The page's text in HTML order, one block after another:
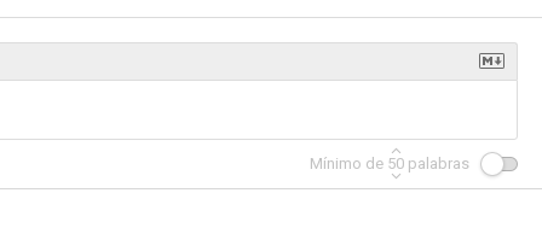
Mínimo de 50 palabras